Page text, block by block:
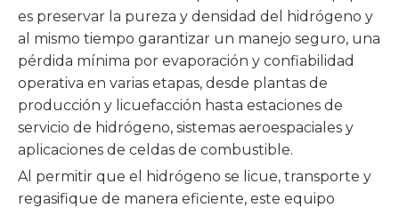
es preservar la pureza y densidad del hidrógeno y
al mismo tiempo garantizar un manejo seguro, una
pérdida mínima por evaporación y confiabilidad
operativa en varias etapas, desde plantas de
producción y licuefacción hasta estaciones de
servicio de hidrógeno, sistemas aeroespaciales y
aplicaciones de celdas de combustible.
Al permitir que el hidrógeno se licue, transporte y
regasifique de manera eficiente, este equipo